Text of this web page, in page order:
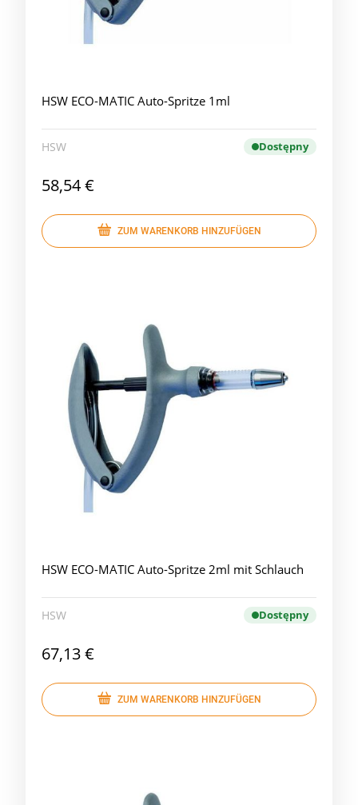
HSW ECO-MATIC Auto-Spritze 1ml
HSW Dostępny
58,54 €
ZUM WARENKORB HINZUFÜGEN
HSW ECO-MATIC Auto-Spritze 2ml mit Schlauch
HSW Dostępny
67,13 €
ZUM WARENKORB HINZUFÜGEN